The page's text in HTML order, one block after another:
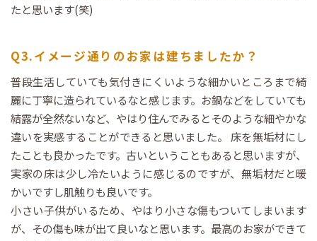
たと思います(笑)
Q3.イメージ通りのお家は建ちましたか？
普段生活していても気付きにくいような細かいところまで綺
麗に丁寧に造られているなと感じます。お鍋などをしていても
結露が全然ないなど、やはり住んでみるとそのような細やかな
違いを実感することができると思いました。 床を無垢材にし
たことも良かったです。古いということもあると思いますが、
実家の床は少し冷たいように感じるのですが、無垢材だと暖
かいですし肌触りも良いです。
小さい子供がいるため、やはり小さな傷もついてしまいます
が、その傷も味が出て良いなと思います。最高のお家ができて